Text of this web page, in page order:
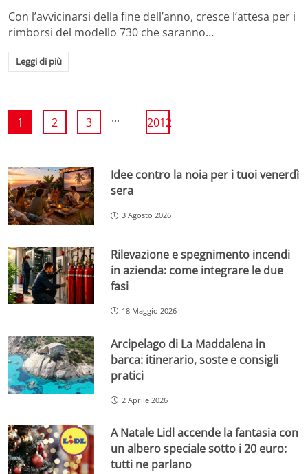
Con l’avvicinarsi della fine dell’anno, cresce l’attesa per i
rimborsi del modello 730 che saranno…
Leggi di più
1 2 3 ... 2012
Idee contro la noia per i tuoi venerdì
sera
3 Agosto 2026
Rilevazione e spegnimento incendi
in azienda: come integrare le due
fasi
18 Maggio 2026
Arcipelago di La Maddalena in
barca: itinerario, soste e consigli
pratici
2 Aprile 2026
A Natale Lidl accende la fantasia con
un albero speciale sotto i 20 euro:
tutti ne parlano